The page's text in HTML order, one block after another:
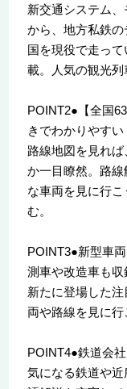
新交通システム
から、地方私鉄
国を現役で走っ
載。人気の観光列
POINT2●【全国
きでわかりやすい
路線地図を見れ
か一目瞭然。路
な車両を見に行
む。
POINT3●新型車
測車や改造車も収
新たに登場した
両や路線を見に行
POINT4●鉄道会
気になる鉄道や